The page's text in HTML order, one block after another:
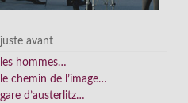
juste avant
les hommes…
le chemin de l’image…
gare d’austerlitz…